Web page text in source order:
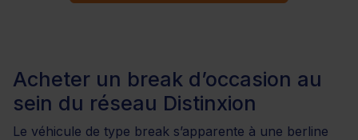
Acheter un break d’occasion au
sein du réseau Distinxion
Le véhicule de type break s’apparente à une berline